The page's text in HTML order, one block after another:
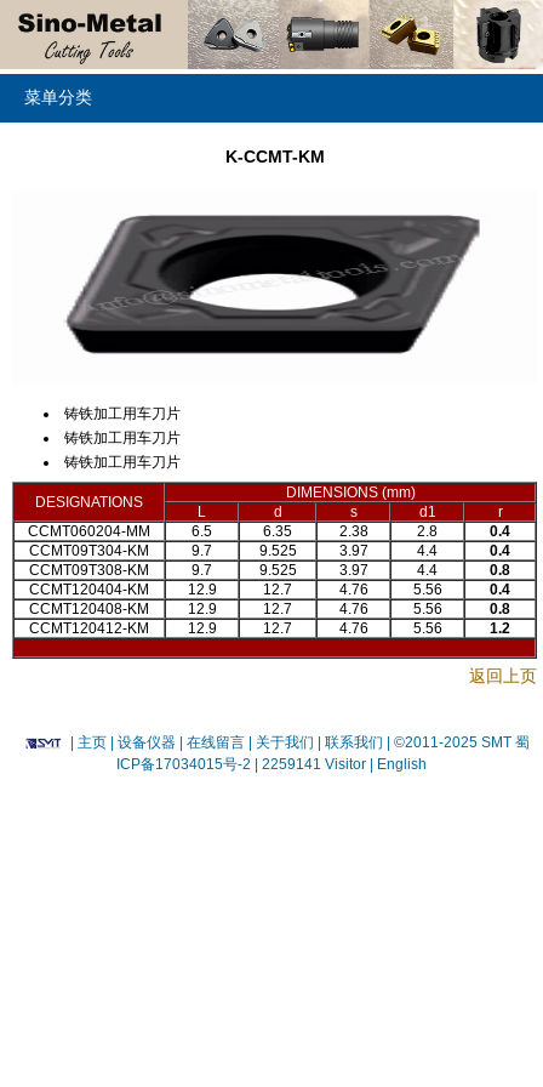
菜单分类
K-CCMT-KM
铸铁加工用车刀片
铸铁加工用车刀片
铸铁加工用车刀片
DESIGNATIONS
DIMENSIONS (mm)
L
d s d1
r
CCMT060204-MM
6.5 6.35 2.38 2.8
0.4
CCMT09T304-KM
9.7 9.525 3.97 4.4
0.4
CCMT09T308-KM
9.7 9.525 3.97 4.4
0.8
CCMT120404-KM
12.9 12.7 4.76 5.56
0.4
CCMT120408-KM
12.9 12.7 4.76 5.56
0.8
CCMT120412-KM
12.9 12.7 4.76 5.56 1.2
返回上页
主页 | 设备仪器 | 在线留言 | 关于我们 | 联系我们 | ©2011-2025 SMT 蜀
ICP备17034015号-2
| 2259141 Visitor | English